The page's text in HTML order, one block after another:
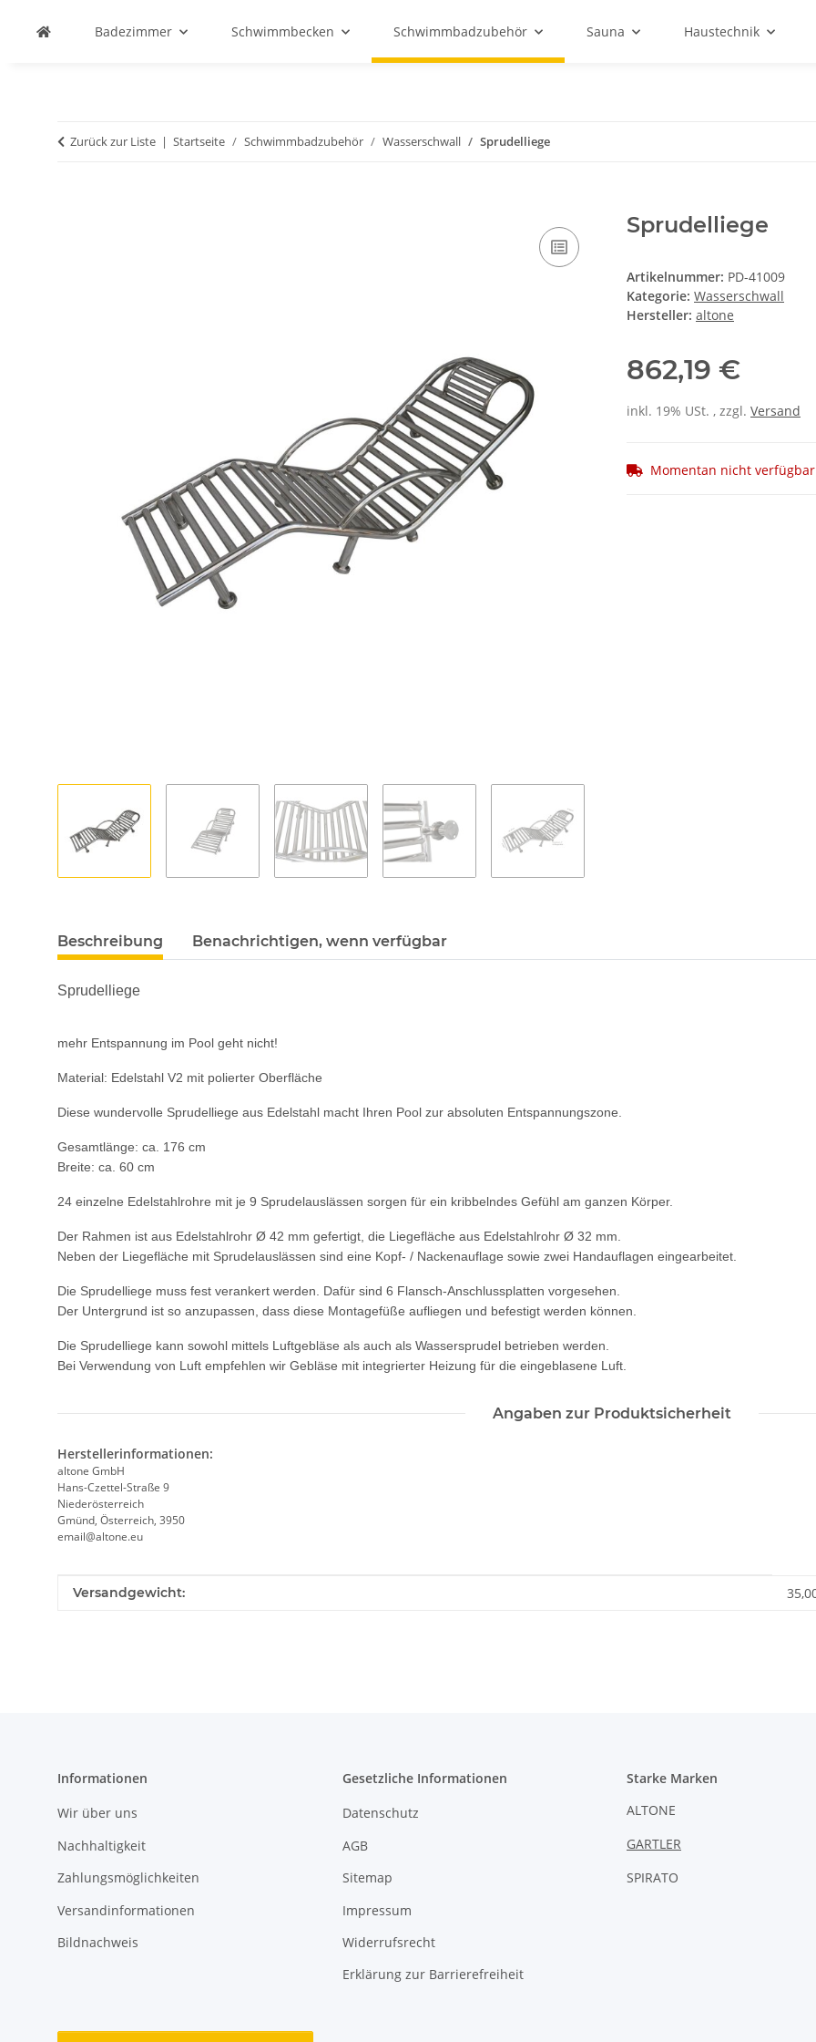
Badezimmer Schwimmbecken Schwimmbadzubehör Sauna Haustechnik
Zurück zur Liste Startseite Schwimmbadzubehör Wasserschwall Sprudelliege
Sprudelliege
Artikelnummer: PD-41009
Kategorie: Wasserschwall
Hersteller: altone
862,19 €
inkl. 19% USt. , zzgl. Versand
Momentan nicht verfügbar
Beschreibung Benachrichtigen, wenn verfügbar
Sprudelliege
mehr Entspannung im Pool geht nicht!
Material: Edelstahl V2 mit polierter Oberfläche
Diese wundervolle Sprudelliege aus Edelstahl macht Ihren Pool zur absoluten Entspannungszone.
Gesamtlänge: ca. 176 cm
Breite: ca. 60 cm
24 einzelne Edelstahlrohre mit je 9 Sprudelauslässen sorgen für ein kribbelndes Gefühl am ganzen Körper.
Der Rahmen ist aus Edelstahlrohr Ø 42 mm gefertigt, die Liegefläche aus Edelstahlrohr Ø 32 mm.
Neben der Liegefläche mit Sprudelauslässen sind eine Kopf- / Nackenauflage sowie zwei Handauflagen eingearbeitet.
Die Sprudelliege muss fest verankert werden. Dafür sind 6 Flansch-Anschlussplatten vorgesehen.
Der Untergrund ist so anzupassen, dass diese Montagefüße aufliegen und befestigt werden können.
Die Sprudelliege kann sowohl mittels Luftgebläse als auch als Wassersprudel betrieben werden.
Bei Verwendung von Luft empfehlen wir Gebläse mit integrierter Heizung für die eingeblasene Luft.
Angaben zur Produktsicherheit
Herstellerinformationen:
altone GmbH
Hans-Czettel-Straße 9
Niederösterreich
Gmünd, Österreich, 3950
email@altone.eu
Produkteigenschaft
Wert
Versandgewicht:
Informationen
Wir über uns
Nachhaltigkeit
Zahlungsmöglichkeiten
Versandinformationen
Bildnachweis
Gesetzliche Informationen
Datenschutz
AGB
Sitemap
Impressum
Widerrufsrecht
Erklärung zur Barrierefreiheit
Starke Marken
ALTONE
GARTLER
SPIRATO